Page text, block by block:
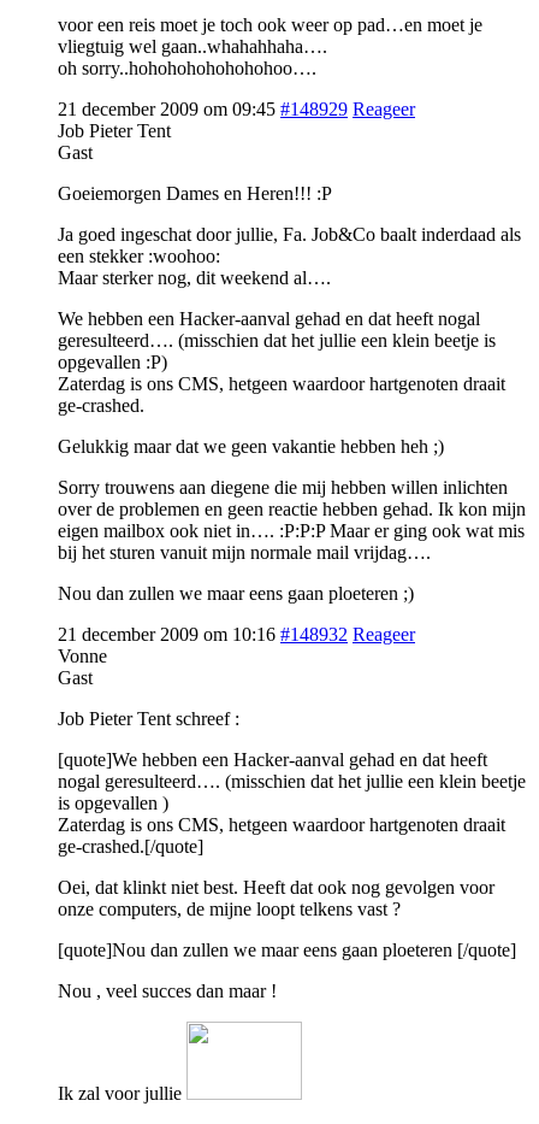
voor een reis moet je toch ook weer op pad…en moet je
vliegtuig wel gaan..whahahhaha….
oh sorry..hohohohohohohohoo….
21 december 2009 om 09:45 #148929 Reageer
Job Pieter Tent
Gast
Goeiemorgen Dames en Heren!!! :P
Ja goed ingeschat door jullie, Fa. Job&Co baalt inderdaad als
een stekker :woohoo:
Maar sterker nog, dit weekend al….
We hebben een Hacker-aanval gehad en dat heeft nogal
geresulteerd…. (misschien dat het jullie een klein beetje is
opgevallen :P)
Zaterdag is ons CMS, hetgeen waardoor hartgenoten draait
ge-crashed.
Gelukkig maar dat we geen vakantie hebben heh ;)
Sorry trouwens aan diegene die mij hebben willen inlichten
over de problemen en geen reactie hebben gehad. Ik kon mijn
eigen mailbox ook niet in…. :P:P:P Maar er ging ook wat mis
bij het sturen vanuit mijn normale mail vrijdag….
Nou dan zullen we maar eens gaan ploeteren ;)
21 december 2009 om 10:16 #148932 Reageer
Vonne
Gast
Job Pieter Tent schreef :
[quote]We hebben een Hacker-aanval gehad en dat heeft
nogal geresulteerd…. (misschien dat het jullie een klein beetje
is opgevallen )
Zaterdag is ons CMS, hetgeen waardoor hartgenoten draait
ge-crashed.[/quote]
Oei, dat klinkt niet best. Heeft dat ook nog gevolgen voor
onze computers, de mijne loopt telkens vast ?
[quote]Nou dan zullen we maar eens gaan ploeteren [/quote]
Nou , veel succes dan maar !
Ik zal voor jullie